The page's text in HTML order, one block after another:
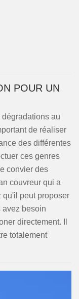
POUR UN
au
de réaliser
des différentes
ces genres
convier des
couvreur qui a
qu'il peut proposer
avez besoin
directement. Il
totalement